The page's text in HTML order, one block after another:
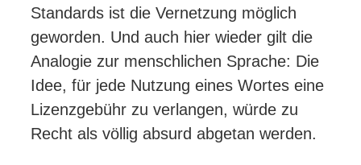
Standards ist die Vernetzung möglich
geworden. Und auch hier wieder gilt die
Analogie zur menschlichen Sprache: Die
Idee, für jede Nutzung eines Wortes eine
Lizenzgebühr zu verlangen, würde zu
Recht als völlig absurd abgetan werden.